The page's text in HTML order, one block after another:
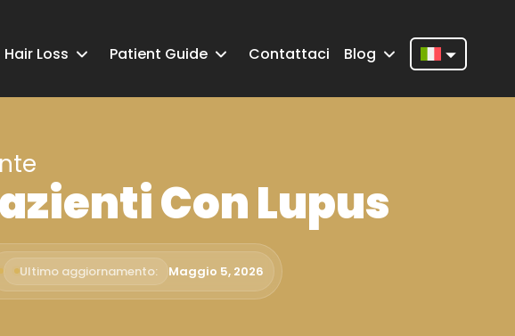
Hair Loss Patient Guide Contattaci
Blog
Con Lupus
Ultimo aggiornamento: Maggio 5, 2026